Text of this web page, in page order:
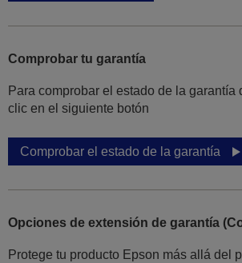
Comprobar tu garantía
Para comprobar el estado de la garantía
clic en el siguiente botón
Comprobar el estado de la garantía
Opciones de extensión de garantía
Protege tu producto Epson más allá del